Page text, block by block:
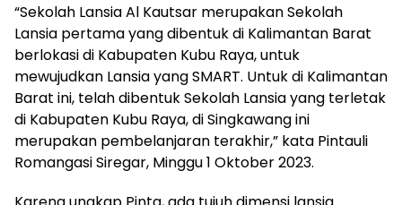
“Sekolah Lansia Al Kautsar merupakan Sekolah
Lansia pertama yang dibentuk di Kalimantan Barat
berlokasi di Kabupaten Kubu Raya, untuk
mewujudkan Lansia yang SMART. Untuk di Kalimantan
Barat ini, telah dibentuk Sekolah Lansia yang terletak
di Kabupaten Kubu Raya, di Singkawang ini
merupakan pembelanjaran terakhir,” kata Pintauli
Romangasi Siregar, Minggu 1 Oktober 2023.